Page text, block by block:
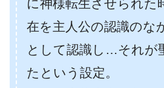
に神様転生させられた
在を主人公の認識のな
として認識し…それが
たという設定。